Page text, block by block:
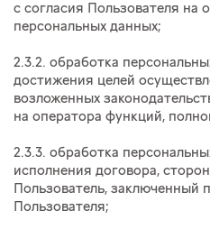
с согласия Пользователя на
персональных данных;
2.3.2. обработка
достижения целей
возложенных
на оператора функций,
2.3.3. обработка
исполнения договора,
Пользователь, заключенный
Пользователя;